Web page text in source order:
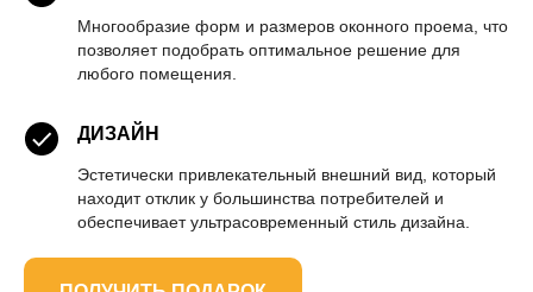
Многообразие форм и размеров оконного проема, что
позволяет подобрать оптимальное решение для
любого помещения.
ДИЗАЙН
Эстетически привлекательный внешний вид, который
находит отклик у большинства потребителей и
обеспечивает ультрасовременный стиль дизайна.